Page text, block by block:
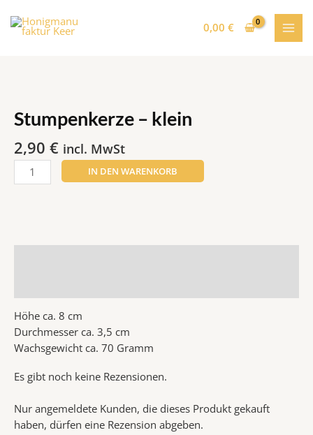
Inhalt
springen
0,00 €
Stumpenkerze – klein
2,90 € incl. MwSt
klein
Menge
IN DEN WARENKORB
Höhe ca. 8 cm
Durchmesser ca. 3,5 cm
Wachsgewicht ca. 70 Gramm
Es gibt noch keine Rezensionen.
Nur angemeldete Kunden, die dieses Produkt gekauft
haben, dürfen eine Rezension abgeben.